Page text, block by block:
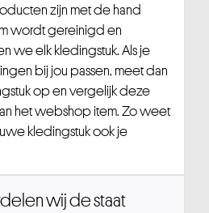
zijn met de hand
wordt gereinigd en
we elk kledingstuk. Als je
bij jou passen, meet dan
op en vergelijk deze
het webshop item. Zo weet
kledingstuk ook je
wij de staat